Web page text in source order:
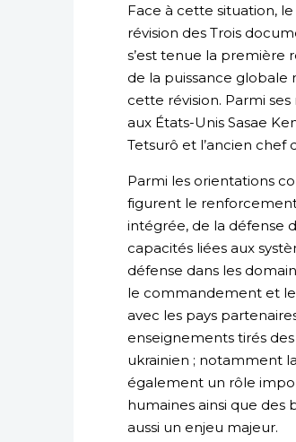
Face à cette situation,
révision des Trois
s’est tenue la première
de la puissance
cette révision. Parmi
aux États-Unis Sasae
Tetsurô et l’ancien chef
Parmi les orientations
figurent le
intégrée, de la défense
capacités liées aux
défense dans les
le commandement et
avec les pays
enseignements tirés
ukrainien ; notamment
également un rôle
humaines ainsi que des
aussi un enjeu majeur.